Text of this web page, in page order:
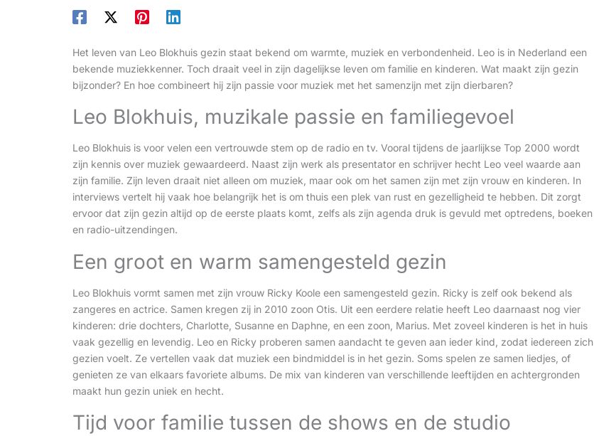
Het leven van Leo Blokhuis gezin staat bekend om warmte, muziek en verbondenheid. Leo is in Nederland een
bekende muziekkenner. Toch draait veel in zijn dagelijkse leven om familie en kinderen. Wat maakt zijn gezin
bijzonder? En hoe combineert hij zijn passie voor muziek met het samenzijn met zijn dierbaren?
Leo Blokhuis, muzikale passie en familiegevoel
Leo Blokhuis is voor velen een vertrouwde stem op de radio en tv. Vooral tijdens de jaarlijkse Top 2000 wordt
zijn kennis over muziek gewaardeerd. Naast zijn werk als presentator en schrijver hecht Leo veel waarde aan
zijn familie. Zijn leven draait niet alleen om muziek, maar ook om het samen zijn met zijn vrouw en kinderen. In
interviews vertelt hij vaak hoe belangrijk het is om thuis een plek van rust en gezelligheid te hebben. Dit zorgt
ervoor dat zijn gezin altijd op de eerste plaats komt, zelfs als zijn agenda druk is gevuld met optredens, boeken
en radio-uitzendingen.
Een groot en warm samengesteld gezin
Leo Blokhuis vormt samen met zijn vrouw Ricky Koole een samengesteld gezin. Ricky is zelf ook bekend als
zangeres en actrice. Samen kregen zij in 2010 zoon Otis. Uit een eerdere relatie heeft Leo daarnaast nog vier
kinderen: drie dochters, Charlotte, Susanne en Daphne, en een zoon, Marius. Met zoveel kinderen is het in huis
vaak gezellig en levendig. Leo en Ricky proberen samen aandacht te geven aan ieder kind, zodat iedereen zich
gezien voelt. Ze vertellen vaak dat muziek een bindmiddel is in het gezin. Soms spelen ze samen liedjes, of
genieten ze van elkaars favoriete albums. De mix van kinderen van verschillende leeftijden en achtergronden
maakt hun gezin uniek en hecht.
Tijd voor familie tussen de shows en de studio